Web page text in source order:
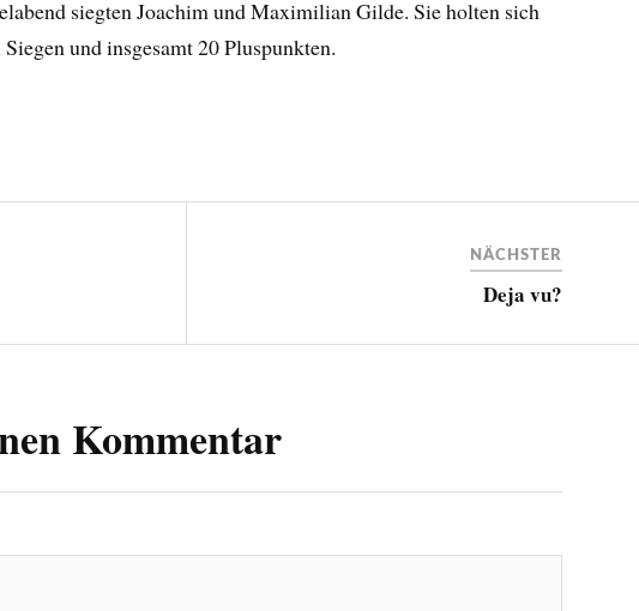
siegten Joachim und Maximilian Gilde. Sie holten sich
und insgesamt 20 Pluspunkten.
NÄCHSTER
Deja vu?
Kommentar